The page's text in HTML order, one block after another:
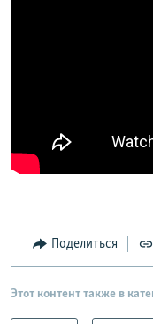
Поделиться
Этот контент также в